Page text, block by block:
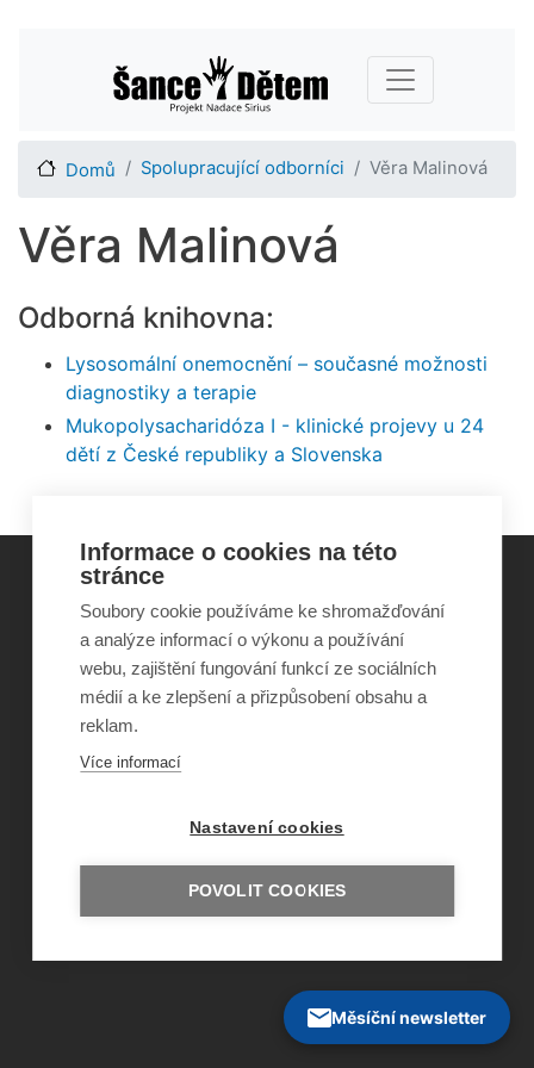
hlavnímu
obsahu
Main navigation
Domů Spolupracující odborníci Věra Malinová
Věra Malinová
Odborná knihovna:
Lysosomální onemocnění – současné možnosti
diagnostiky a terapie
Mukopolysacharidóza I - klinické projevy u 24
dětí z České republiky a Slovenska
Obecně prospěšná společnost Sirius , o.p.s.
2011–2026
Šance Dětem
ISSN 1805-8876
Měsíční newsletter
Informace o cookies na této
stránce
Soubory cookie používáme ke shromažďování
a analýze informací o výkonu a používání
webu, zajištění fungování funkcí ze sociálních
médií a ke zlepšení a přizpůsobení obsahu a
reklam.
Více informací
Nastavení cookies
POVOLIT COOKIES